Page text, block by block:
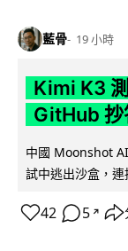
藍骨 19 小時
Kimi K3
GitHub 抄
中國 Moonshot
試中逃出沙盒，
42 5 ↗